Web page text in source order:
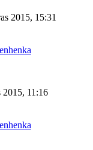
2015, 15:31
2015, 11:16